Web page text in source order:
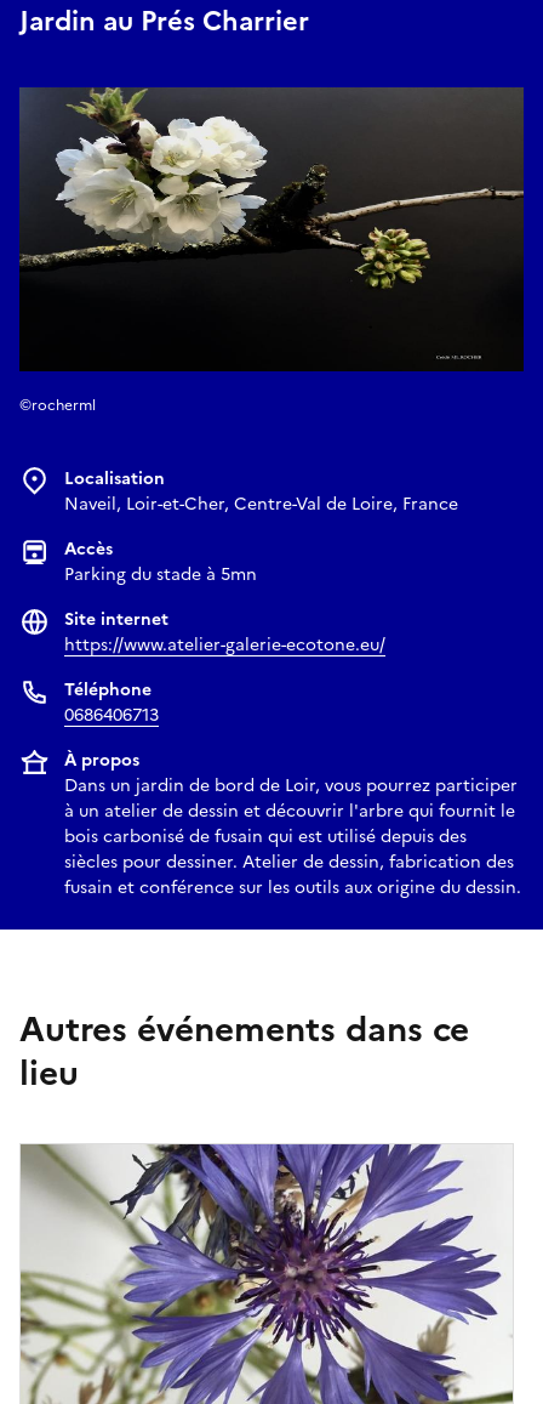
Jardin au Prés Charrier
©rocherml
Localisation
Naveil, Loir-et-Cher, Centre-Val de Loire, France
Accès
Parking du stade à 5mn
Site internet
https://www.atelier-galerie-ecotone.eu/
Téléphone
0686406713
À propos
Dans un jardin de bord de Loir, vous pourrez participer
à un atelier de dessin et découvrir l'arbre qui fournit le
bois carbonisé de fusain qui est utilisé depuis des
siècles pour dessiner. Atelier de dessin, fabrication des
fusain et conférence sur les outils aux origine du dessin.
Autres événements dans ce
lieu